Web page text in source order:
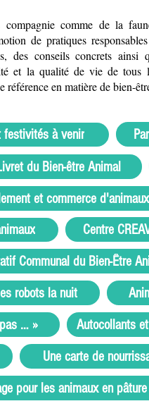
comme de la
de pratiques
des conseils concrets ainsi
et la qualité de vie de tous
référence en matière de bien-
festivités à venir
du Bien-être Animal
Centre
et commerce
Communal du Bien-Être
robots la nuit
… » Autocollants
Une carte de
pour les animaux en pâture